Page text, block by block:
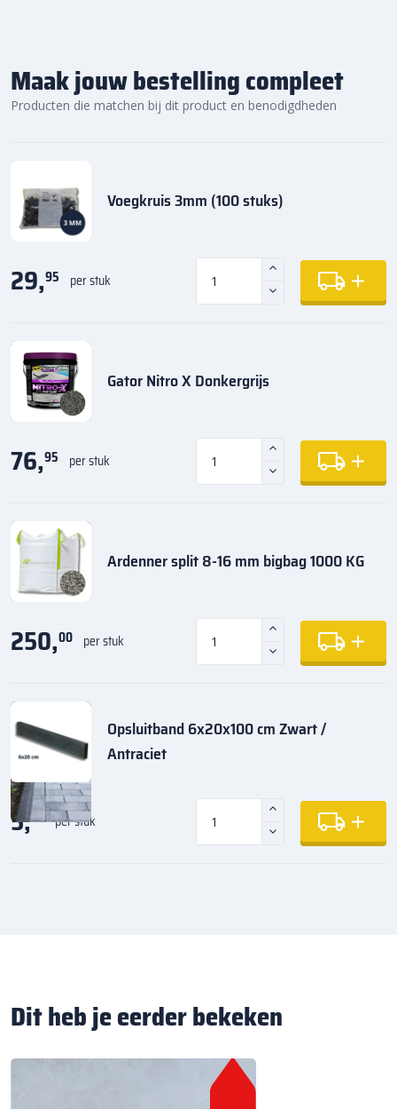
Maak jouw bestelling compleet
Producten die matchen bij dit product en benodigdheden
Voegkruis 3mm (100 stuks)
29,95 per stuk
Gator Nitro X Donkergrijs
76,95 per stuk
Ardenner split 8-16 mm bigbag 1000 KG
250,00 per stuk
Opsluitband 6x20x100 cm Zwart /
Antraciet
5,35 per stuk
Dit heb je eerder bekeken